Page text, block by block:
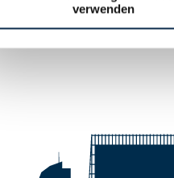
verwenden